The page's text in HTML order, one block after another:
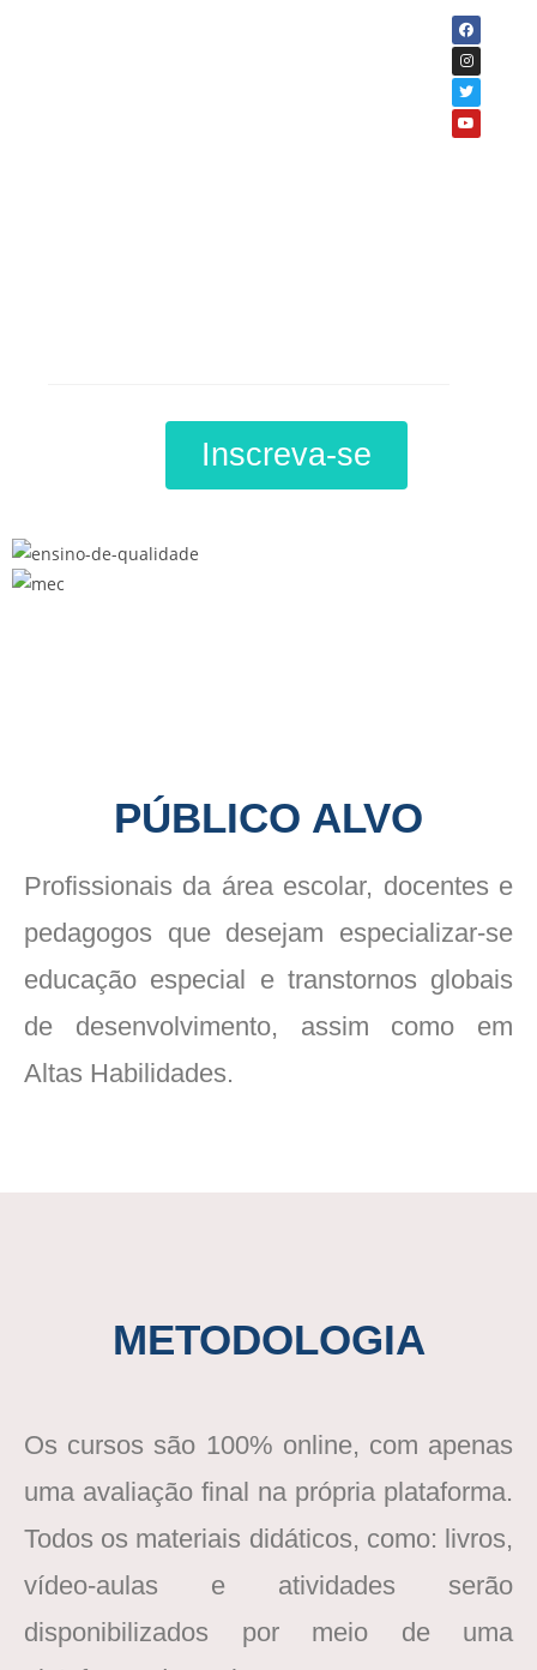
Inscreva-se
PÚBLICO ALVO
Profissionais da área escolar, docentes e
pedagogos que desejam especializar-se
educação especial e transtornos globais
de desenvolvimento, assim como em
Altas Habilidades.
METODOLOGIA
Os cursos são 100% online, com apenas
uma avaliação final na própria plataforma.
Todos os materiais didáticos, como: livros,
vídeo-aulas e atividades serão
disponibilizados por meio de uma